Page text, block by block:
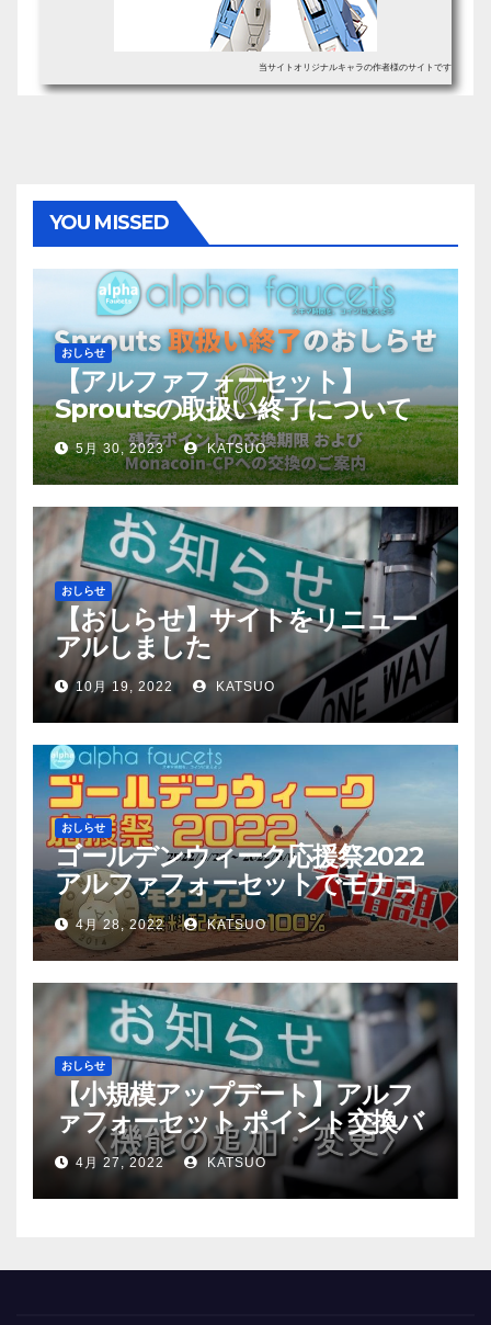
当サイトオリジナルキャラの作者様のサイトです
YOU MISSED
おしらせ
【アルファフォーセット】
Sproutsの取扱い終了について
5月 30, 2023 KATSUO
おしらせ
【おしらせ】サイトをリニュー
アルしました
10月 19, 2022 KATSUO
おしらせ
ゴールデンウィーク応援祭2022
アルファフォーセットでモナコ
イン配布量+100%！
4月 28, 2022 KATSUO
おしらせ
【小規模アップデート】アルフ
ァフォーセット ポイント交換バ
グ修正
4月 27, 2022 KATSUO